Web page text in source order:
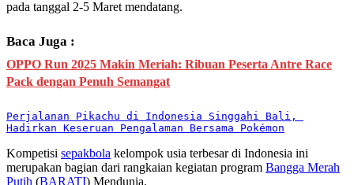
pada tanggal 2-5 Maret mendatang.
Baca Juga :
OPPO Run 2025 Makin Meriah: Ribuan Peserta Antre Race
Pack dengan Penuh Semangat
Perjalanan Pikachu di Indonesia Singgahi Bali,
Hadirkan Keseruan Pengalaman Bersama Pokémon
Kompetisi sepakbola kelompok usia terbesar di Indonesia ini
merupakan bagian dari rangkaian kegiatan program Bangga Merah
Putih (BARATI) Mendunia.